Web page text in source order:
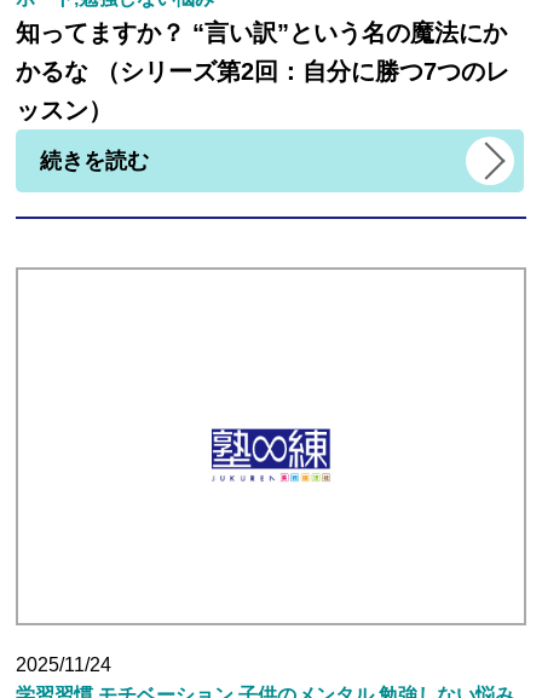
知ってますか？ “言い訳”という名の魔法にか
かるな （シリーズ第2回：自分に勝つ7つのレ
ッスン）
続きを読む
2025/11/24